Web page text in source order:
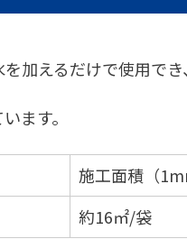
えるだけで使用でき
ます。
施工面積（
約16㎡/袋